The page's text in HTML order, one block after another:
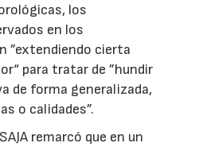
los
en los
”extendiendo cierta
para tratar de ”hundir
de forma generalizada,
o calidades”.
remarcó que en un